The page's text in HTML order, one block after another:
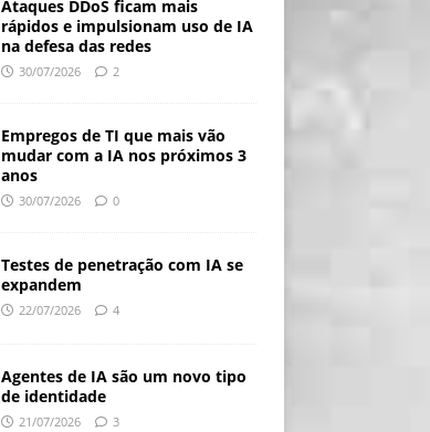
Ataques DDoS ficam mais
rápidos e impulsionam uso de IA
na defesa das redes
30/07/2026 2
Empregos de TI que mais vão
mudar com a IA nos próximos 3
anos
30/07/2026 0
Testes de penetração com IA se
expandem
22/07/2026 4
Agentes de IA são um novo tipo
de identidade
21/07/2026 3